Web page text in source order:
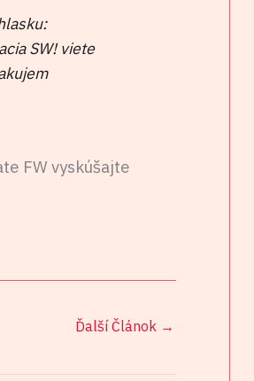
SW! viete
FW vyskúšajte
Ďalší Článok →